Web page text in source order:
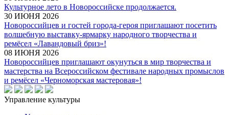
Культурное лето в Новороссийске продолжается.
30 ИЮНЯ 2026
Новороссийцев и гостей города-героя приглашают посетить
волшебную выставку-ярмарку народного творчества и
ремёсел «Лавандовый бриз»!
08 ИЮНЯ 2026
Новороссийцев приглашают окунуться в мир творчества и
мастерства на Всероссийском фестивале народных промыслов
и ремёсел «Черноморская мастеровая»!
Управление культуры